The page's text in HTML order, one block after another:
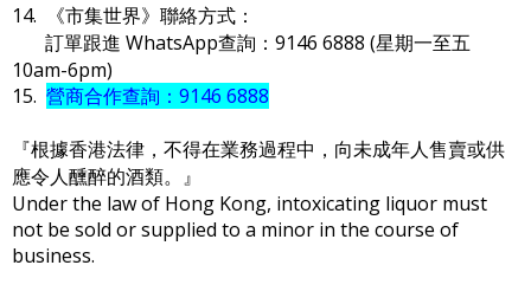
14. 《市集世界》聯絡方式：
訂單跟進 WhatsApp查詢：9146 6888 (星期一至五
10am-6pm)
15. 營商合作查詢：9146 6888
『根據香港法律，不得在業務過程中，向未成年人售賣或供
應令人醺醉的酒類。』
Under the law of Hong Kong, intoxicating liquor must
not be sold or supplied to a minor in the course of
business.